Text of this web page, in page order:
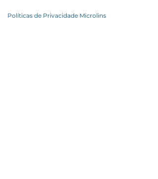
Políticas de Privacidade Microlins